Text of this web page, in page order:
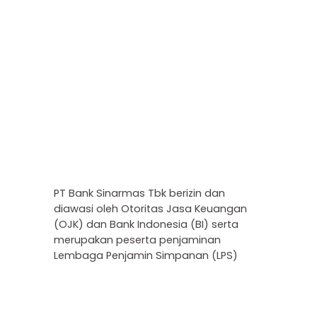
PT Bank Sinarmas Tbk berizin dan
diawasi oleh Otoritas Jasa Keuangan
(OJK) dan Bank Indonesia (BI) serta
merupakan peserta penjaminan
Lembaga Penjamin Simpanan (LPS)